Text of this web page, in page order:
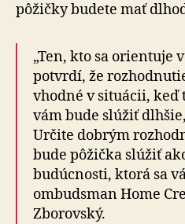
pôžičky budete mať
„Ten, kto sa orientuje
potvrdí, že
vhodné v situácii, keď
vám bude slúžiť
Určite dobrým
bude pôžička slúžiť
budúcnosti, ktorá sa
ombudsman Home
Zborovský.